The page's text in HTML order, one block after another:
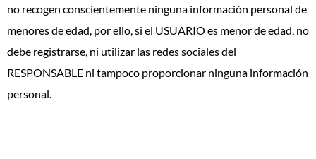
no recogen conscientemente ninguna información personal de
menores de edad, por ello, si el USUARIO es menor de edad, no
debe registrarse, ni utilizar las redes sociales del
RESPONSABLE ni tampoco proporcionar ninguna información
personal.